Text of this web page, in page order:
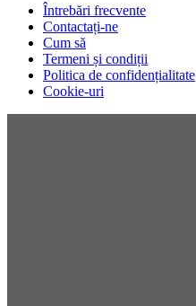
Întrebări frecvente
Contactați-ne
Cum să
Termeni și condiții
Politica de confidențialitate
Cookie-uri